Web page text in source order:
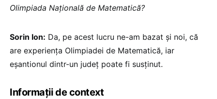
Olimpiada Națională de Matematică?
Sorin Ion: Da, pe acest lucru ne-am bazat și noi, că
are experiența Olimpiadei de Matematică, iar
eșantionul dintr-un județ poate fi susținut.
Informații de context